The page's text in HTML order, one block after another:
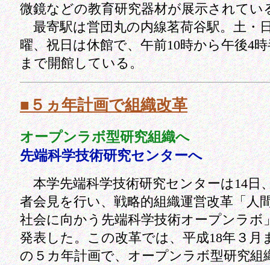
微鏡などの教育研究器材が展示されてい
最寄駅は営団丸の内線茗荷谷駅。土・
曜、祝日は休館で、午前10時から午後4
まで開館している。
■５ヵ年計画で組織改革
オープンラボ型研究組織へ
先端科学技術研究センターへ
本学先端科学技術研究センターは14日
者会見を行い、戦略的組織運営改革「人
社会に向かう先端科学技術オープンラボ
発表した。この改革では、平成18年３月
の５カ年計画で、オープンラボ型研究組